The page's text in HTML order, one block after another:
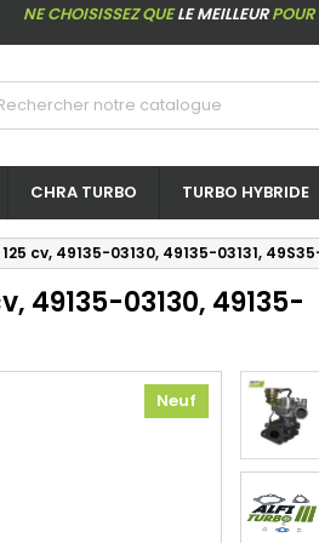
NE CHOISISSEZ QUELE MEILLEUR
CHRA TURBO TURBO HYBRIDE
cv, 49135-03130, 49135-03131,
49135-03130, 49135-
Neuf